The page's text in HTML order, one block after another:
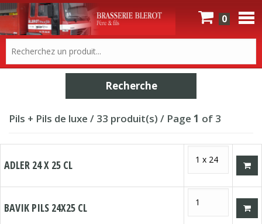
0
Pils + Pils de luxe / 33 produit(s) / Page 1 of 3
ADLER 24 X 25 CL
BAVIK PILS 24X25 CL